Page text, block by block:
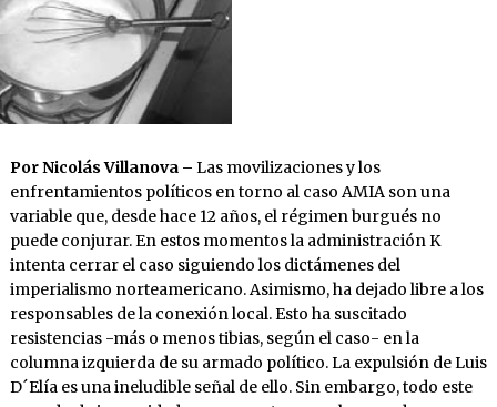
Por Nicolás Villanova – Las movilizaciones y los
enfrentamientos políticos en torno al caso AMIA son una
variable que, desde hace 12 años, el régimen burgués no
puede conjurar. En estos momentos la administración K
intenta cerrar el caso siguiendo los dictámenes del
imperialismo norteamericano. Asimismo, ha dejado libre a los
responsables de la conexión local. Esto ha suscitado
resistencias -más o menos tibias, según el caso- en la
columna izquierda de su armado político. La expulsión de Luis
D´Elía es una ineludible señal de ello. Sin embargo, todo este